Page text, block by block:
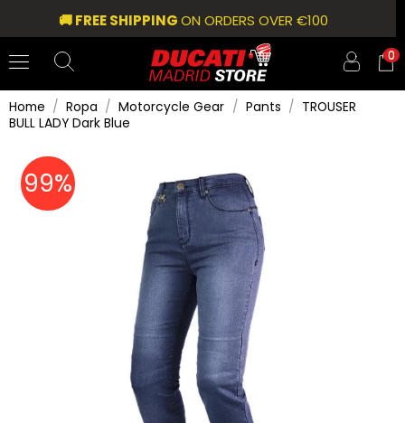
🚚 FREE SHIPPINGON ORDERS OVER €100
0
Home Ropa Motorcycle Gear Pants
TROUSER
BULL LADY Dark Blue
99%